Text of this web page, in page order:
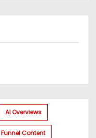
AI Overviews
Funnel Content